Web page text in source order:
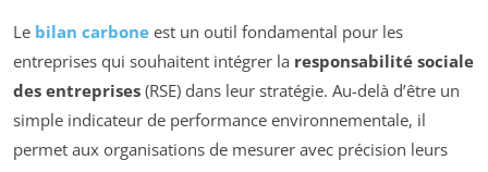
Le bilan carbone est un outil fondamental pour les
entreprises qui souhaitent intégrer la responsabilité sociale
des entreprises (RSE) dans leur stratégie. Au-delà d’être un
simple indicateur de performance environnementale, il
permet aux organisations de mesurer avec précision leurs